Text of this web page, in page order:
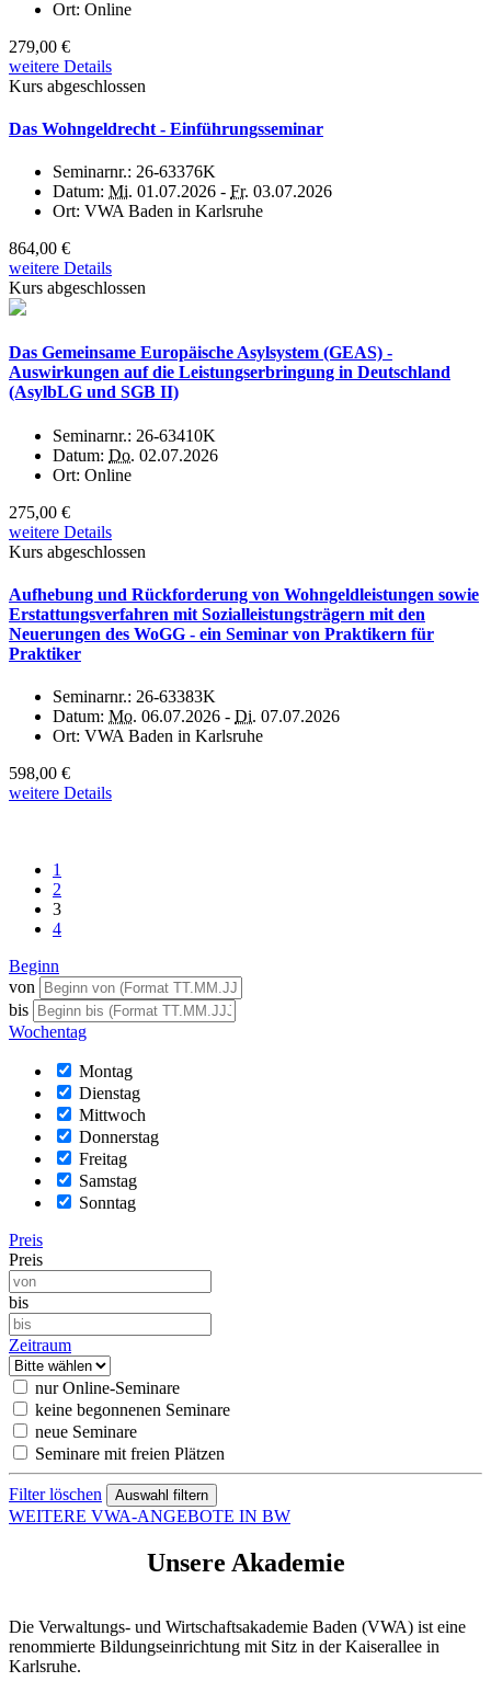
Ort: Online
279,00 €
weitere Details
Kurs abgeschlossen
Das Wohngeldrecht - Einführungsseminar
Seminarnr.: 26-63376K
Datum: Mi. 01.07.2026 - Fr. 03.07.2026
Ort: VWA Baden in Karlsruhe
864,00 €
weitere Details
Kurs abgeschlossen
Das Gemeinsame Europäische Asylsystem (GEAS) -
Auswirkungen auf die Leistungserbringung in Deutschland
(AsylbLG und SGB II)
Seminarnr.: 26-63410K
Datum: Do. 02.07.2026
Ort: Online
275,00 €
weitere Details
Kurs abgeschlossen
Aufhebung und Rückforderung von Wohngeldleistungen sowie
Erstattungsverfahren mit Sozialleistungsträgern mit den
Neuerungen des WoGG - ein Seminar von Praktikern für
Praktiker
Seminarnr.: 26-63383K
Datum: Mo. 06.07.2026 - Di. 07.07.2026
Ort: VWA Baden in Karlsruhe
598,00 €
weitere Details
1
2
3
4
Beginn
von
bis
Wochentag
Montag
Dienstag
Mittwoch
Donnerstag
Freitag
Samstag
Sonntag
Preis
Preis
bis
Zeitraum
nur Online-Seminare
keine begonnenen Seminare
neue Seminare
Seminare mit freien Plätzen
Filter löschen
WEITERE VWA-ANGEBOTE IN BW
Unsere Akademie
Die Verwaltungs- und Wirtschaftsakademie Baden (VWA) ist eine
renommierte Bildungseinrichtung mit Sitz in der Kaiserallee in
Karlsruhe.